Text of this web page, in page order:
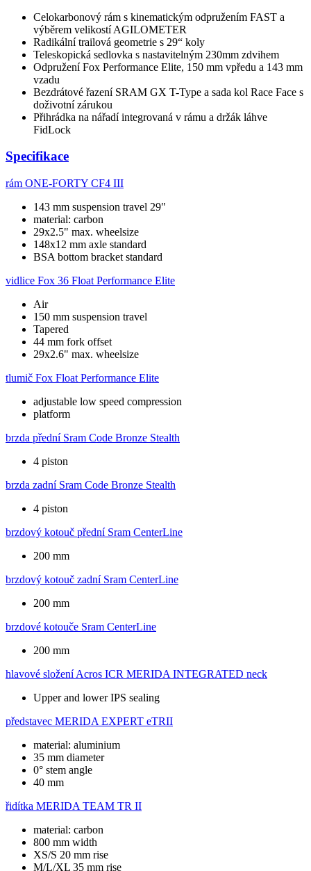
Celokarbonový rám s kinematickým odpružením FAST a
výběrem velikostí AGILOMETER
Radikální trailová geometrie s 29“ koly
Teleskopická sedlovka s nastavitelným 230mm zdvihem
Odpružení Fox Performance Elite, 150 mm vpředu a 143 mm
vzadu
Bezdrátové řazení SRAM GX T-Type a sada kol Race Face s
doživotní zárukou
Přihrádka na nářadí integrovaná v rámu a držák láhve
FidLock
Specifikace
rám ONE-FORTY CF4 III
143 mm suspension travel 29"
material: carbon
29x2.5" max. wheelsize
148x12 mm axle standard
BSA bottom bracket standard
vidlice Fox 36 Float Performance Elite
Air
150 mm suspension travel
Tapered
44 mm fork offset
29x2.6" max. wheelsize
tlumič Fox Float Performance Elite
adjustable low speed compression
platform
brzda přední Sram Code Bronze Stealth
4 piston
brzda zadní Sram Code Bronze Stealth
4 piston
brzdový kotouč přední Sram CenterLine
200 mm
brzdový kotouč zadní Sram CenterLine
200 mm
brzdové kotouče Sram CenterLine
200 mm
hlavové složení Acros ICR MERIDA INTEGRATED neck
Upper and lower IPS sealing
představec MERIDA EXPERT eTRII
material: aluminium
35 mm diameter
0° stem angle
40 mm
řidítka MERIDA TEAM TR II
material: carbon
800 mm width
XS/S 20 mm rise
M/L/XL 35 mm rise